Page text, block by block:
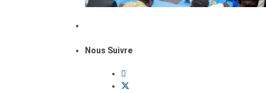
Nous Suivre